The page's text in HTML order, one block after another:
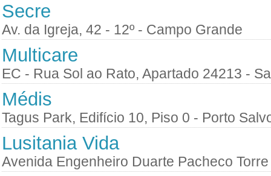
Secre
Av. da Igreja, 42 - 12º - Campo Grande
Multicare
EC - Rua Sol ao Rato, Apartado 24213 -
Médis
Tagus Park, Edifício 10, Piso 0 - Porto
Lusitania Vida
Avenida Engenheiro Duarte Pacheco